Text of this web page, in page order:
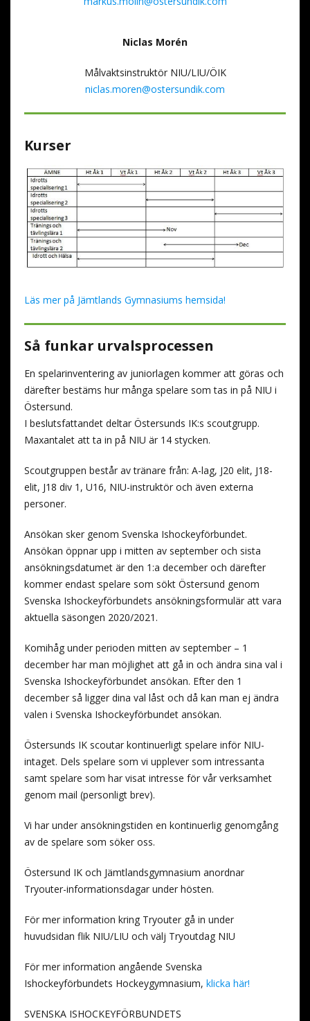
Niclas Morén
Målvaktsinstruktör NIU/LIU/ÖIK
niclas.moren@ostersundik.com
Kurser
Läs mer på Jämtlands Gymnasiums hemsida!
Så funkar urvalsprocessen
En spelarinventering av juniorlagen kommer att göras och
därefter bestäms hur många spelare som tas in på NIU i
Östersund.
I beslutsfattandet deltar Östersunds IK:s scoutgrupp.
Maxantalet att ta in på NIU är 14 stycken.
Scoutgruppen består av tränare från: A-lag, J20 elit, J18-
elit, J18 div 1, U16, NIU-instruktör och även externa
personer.
Ansökan sker genom Svenska Ishockeyförbundet.
Ansökan öppnar upp i mitten av september och sista
ansökningsdatumet är den 1:a december och därefter
kommer endast spelare som sökt Östersund genom
Svenska Ishockeyförbundets ansökningsformulär att vara
aktuella säsongen 2020/2021.
Komihåg under perioden mitten av september – 1
december har man möjlighet att gå in och ändra sina val i
Svenska Ishockeyförbundet ansökan. Efter den 1
december så ligger dina val låst och då kan man ej ändra
valen i Svenska Ishockeyförbundet ansökan.
Östersunds IK scoutar kontinuerligt spelare inför NIU-
intaget. Dels spelare som vi upplever som intressanta
samt spelare som har visat intresse för vår verksamhet
genom mail (personligt brev).
Vi har under ansökningstiden en kontinuerlig genomgång
av de spelare som söker oss.
Östersund IK och Jämtlandsgymnasium anordnar
Tryouter-informationsdagar under hösten.
För mer information kring Tryouter gå in under
huvudsidan flik NIU/LIU och välj Tryoutdag NIU
För mer information angående Svenska
Ishockeyförbundets Hockeygymnasium, klicka här!
SVENSKA ISHOCKEYFÖRBUNDETS